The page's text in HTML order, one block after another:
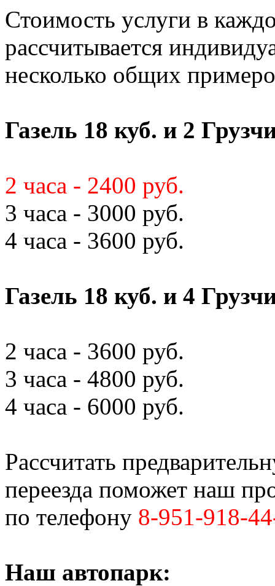
Стоимость услуги в
рассчитывается
несколько общих
Газель 18 куб. и 2
2 часа - 2400 руб.
3 часа - 3000 руб.
4 часа - 3600 руб.
Газель 18 куб. и 4
2 часа - 3600 руб.
3 часа - 4800 руб.
4 часа - 6000 руб.
Рассчитать
переезда поможет наш
по телефону 8-951-918-
Наш автопарк: